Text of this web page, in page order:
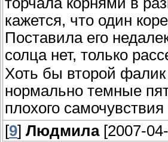
кажется, что один
Поставила его
солца нет, только
Хоть бы второй
нормально темные
плохого
[9] Людмила[2007-